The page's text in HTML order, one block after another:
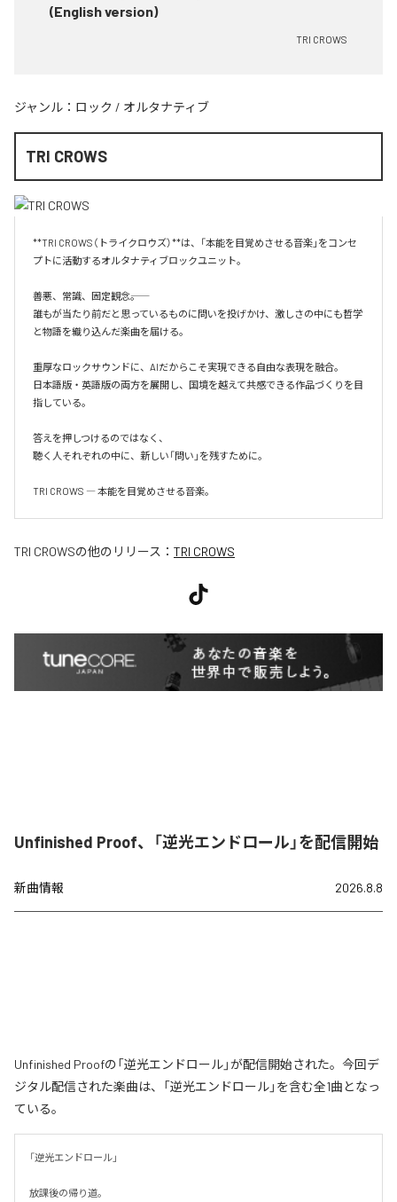
(English version)
TRI CROWS
ジャンル： ロック / オルタナティブ
TRI CROWS
**TRI CROWS（トライクロウズ）**は、「本能を目覚めさせる音楽」をコンセ
プトに活動するオルタナティブロックユニット。
善悪、常識、固定観念――。
誰もが当たり前だと思っているものに問いを投げかけ、激しさの中にも哲学
と物語を織り込んだ楽曲を届ける。
重厚なロックサウンドに、AIだからこそ実現できる自由な表現を融合。
日本語版・英語版の両方を展開し、国境を越えて共感できる作品づくりを目
指している。
答えを押しつけるのではなく、
聴く人それぞれの中に、新しい「問い」を残すために。
TRI CROWS ― 本能を目覚めさせる音楽。
TRI CROWSの他のリリース： TRI CROWS
Unfinished Proof、「逆光エンドロール」を配信開始
新曲情報 2026.8.8
Unfinished Proofの「逆光エンドロール」が配信開始された。今回デ
ジタル配信された楽曲は、「逆光エンドロール」を含む全1曲となっ
ている。
「逆光エンドロール」
放課後の帰り道。